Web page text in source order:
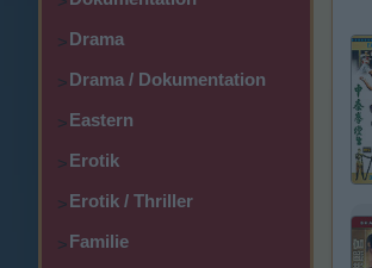
>Drama
>Drama / Dokumentation
>Eastern
>Erotik
>Erotik / Thriller
>Familie